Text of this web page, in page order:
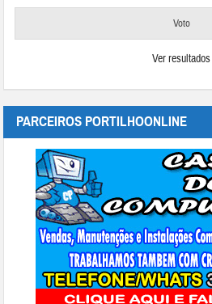
Ver resultados
PARCEIROS PORTILHOONLINE